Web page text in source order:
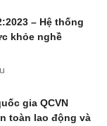
– Hệ thống
khỏe nghề
gia QCVN
toàn lao động và